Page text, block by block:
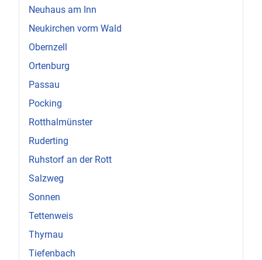
Neuhaus am Inn
Neukirchen vorm Wald
Obernzell
Ortenburg
Passau
Pocking
Rotthalmünster
Ruderting
Ruhstorf an der Rott
Salzweg
Sonnen
Tettenweis
Thyrnau
Tiefenbach